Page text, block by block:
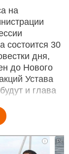
на
состоится 30
дня,
до Нового
Устава
и глава
i